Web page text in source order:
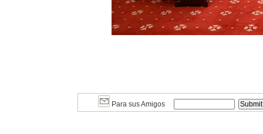
Para sus Amigos